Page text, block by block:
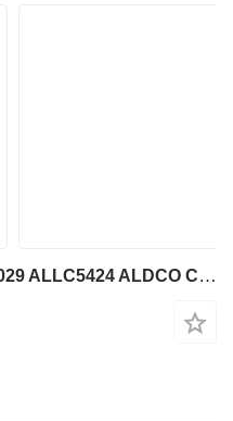
Sennebogen 070405731 046029 ALLC5424 ALDCO C54 + LMOT-02-55-M18-M Hydraulikmotor